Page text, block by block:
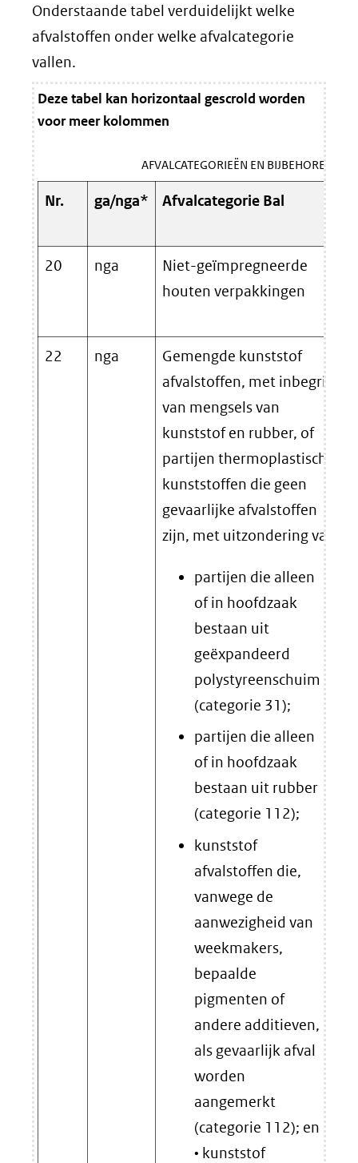
Onderstaande tabel verduidelijkt welke
afvalstoffen onder welke afvalcategorie
vallen.
Deze tabel kan horizontaal gescrold worden
voor meer kolommen
AFVALCATEGORIEËN EN BIJBEHORENDE
Nr. ga/nga* Afvalcategorie Bal
20 nga
Niet-geïmpregneerde
houten verpakkingen
22 nga
Gemengde kunststof
afvalstoffen, met inbegrip
van mengsels van
kunststof en rubber, of
partijen thermoplastische
kunststoffen die geen
gevaarlijke afvalstoffen
zijn, met uitzondering van:
partijen die alleen
of in hoofdzaak
bestaan uit
geëxpandeerd
polystyreenschuim
(categorie 31);
partijen die alleen
of in hoofdzaak
bestaan uit rubber
(categorie 112);
kunststof
afvalstoffen die,
vanwege de
aanwezigheid van
weekmakers,
bepaalde
pigmenten of
andere additieven,
als gevaarlijk afval
worden
aangemerkt
(categorie 112); en
• kunststof